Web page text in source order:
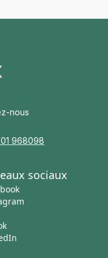
nous
968098
sociaux